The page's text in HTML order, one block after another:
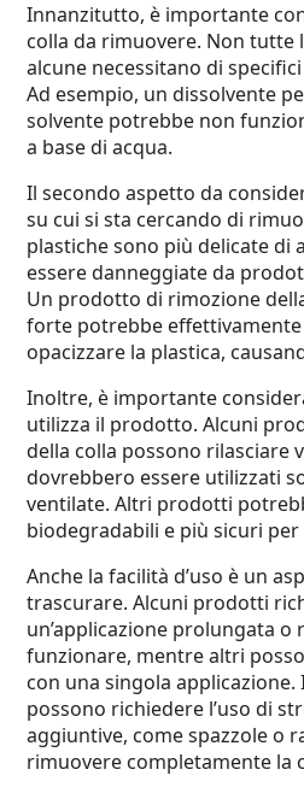
Innanzitutto, è importante
colla da rimuovere. Non tutte
alcune necessitano di
Ad esempio, un dissolvente
solvente potrebbe non
a base di acqua.
Il secondo aspetto da
su cui si sta cercando di
plastiche sono più delicate di
essere danneggiate da
Un prodotto di rimozione
forte potrebbe
opacizzare la plastica,
Inoltre, è importante
utilizza il prodotto. Alcuni
della colla possono rilasciare
dovrebbero essere utilizzati
ventilate. Altri prodotti
biodegradabili e più sicuri per
Anche la facilità d’uso è un
trascurare. Alcuni prodotti
un’applicazione prolungata o
funzionare, mentre altri
con una singola
possono richiedere l’uso di
aggiuntive, come spazzole o
rimuovere completamente la